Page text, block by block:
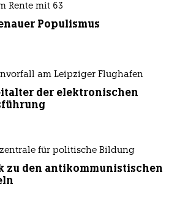
Rente mit 63
Populismus
am Leipziger Flughafen
der elektronischen
für politische Bildung
zu den antikommunistischen